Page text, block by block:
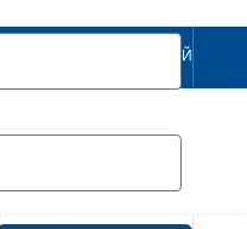
РУССКИЙ